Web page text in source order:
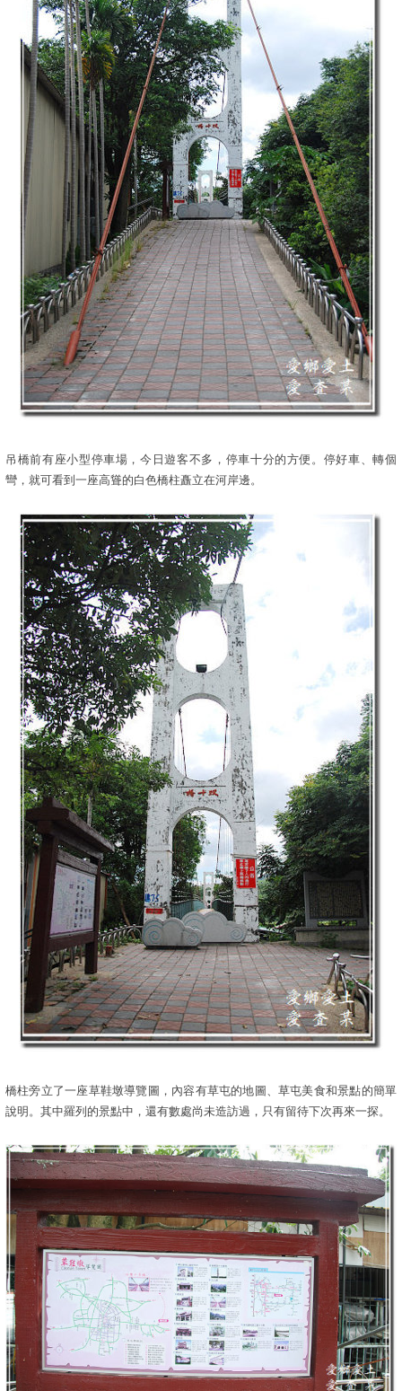
吊橋前有座小型停車場，今日遊客不多，停車十分的方便。停好車、轉個
彎，就可看到一座高聳的白色橋柱矗立在河岸邊。
橋柱旁立了一座草鞋墩導覽圖，內容有草屯的地圖、草屯美食和景點的簡單
說明。其中羅列的景點中，還有數處尚未造訪過，只有留待下次再來一探。